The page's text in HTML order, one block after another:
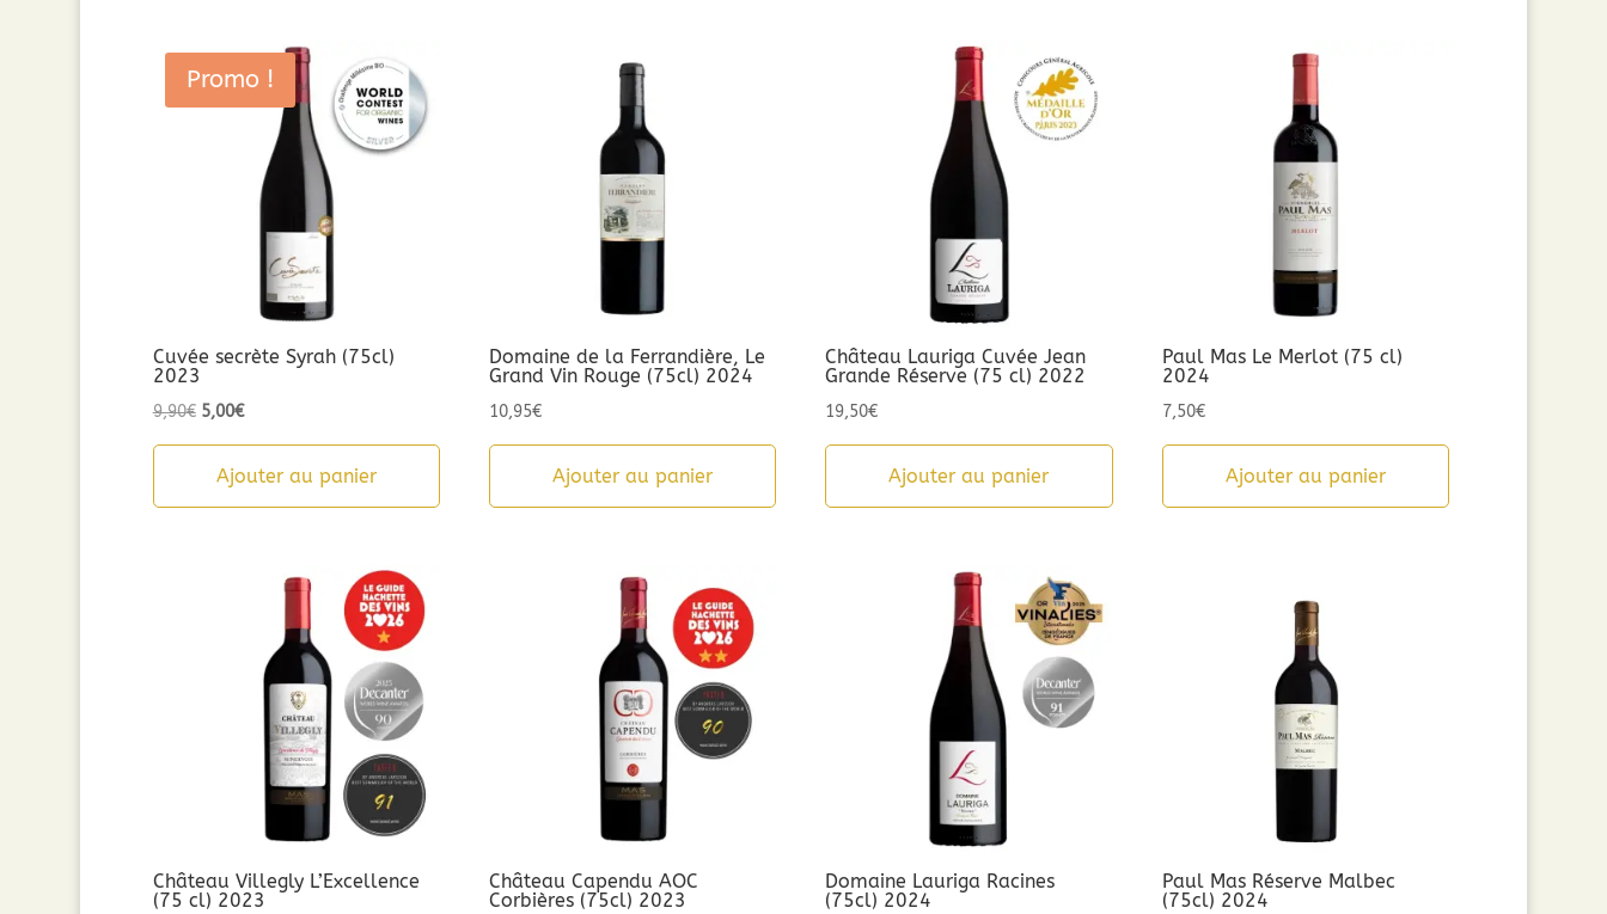
Promo !
Cuvée secrète Syrah (75cl)
2023
9,90€ Le
initial
était :
5,00€Le
actuel
Ajouter au panier
Domaine de la Ferrandière, Le
Grand Vin Rouge (75cl) 2024
10,95€
Ajouter au panier
Château Lauriga Cuvée Jean
Grande Réserve (75 cl) 2022
19,50€
Ajouter au panier
Paul Mas Le Merlot (75 cl)
2024
7,50€
Ajouter au panier
Château Villegly L’Excellence
(75 cl) 2023
Château Capendu AOC
Corbières (75cl) 2023
Domaine Lauriga Racines
(75cl) 2024
Paul Mas Réserve Malbec
(75cl) 2024